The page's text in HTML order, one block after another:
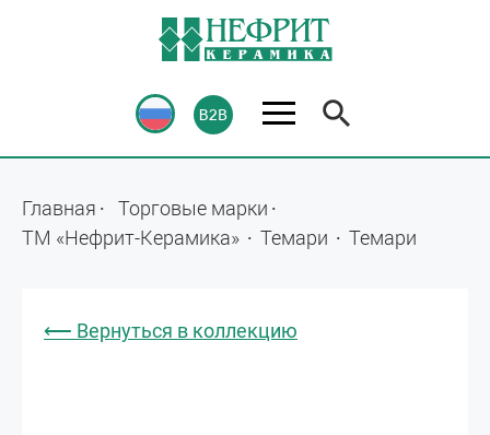
Главная
Торговые марки
ТМ «Нефрит-Керамика»
Темари Темари
⟵ Вернуться в коллекцию